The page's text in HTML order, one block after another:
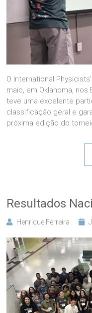
O International
maio, em Oklahoma,
teve uma excelente
classificação geral e
próxima edição do
Resultados
Henrique Ferreira